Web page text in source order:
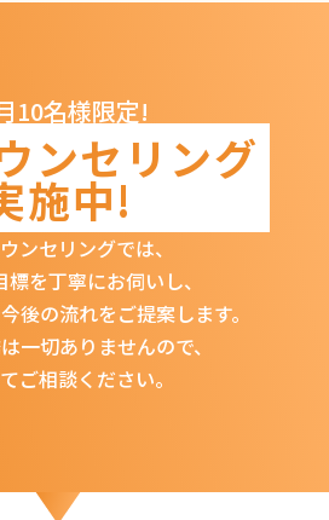
10名様限定!
ンセリング
施中!
ンセリングでは、
を丁寧にお伺いし、
後の流れをご提案します。
一切ありませんので、
ご相談ください。